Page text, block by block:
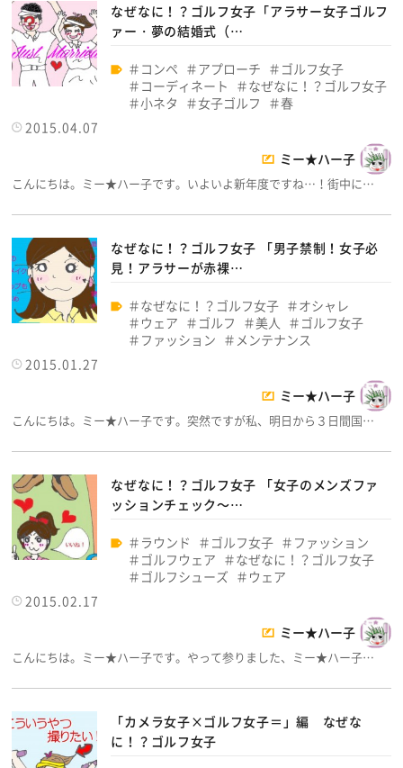
なぜなに！？ゴルフ女子「アラサー女子ゴルフ
ァー・夢の結婚式（…
コンペ アプローチ
ゴルフ女子
コーディネート
なぜなに！？ゴルフ女子
小ネタ
女子ゴルフ
春
2015.04.07
ミー★ハー子
こんにちは。ミー★ハー子です。いよいよ新年度ですね…！街中に…
なぜなに！？ゴルフ女子 「男子禁制！女子必
見！アラサーが赤裸…
なぜなに！？ゴルフ女子
オシャレ
ウェア
ゴルフ 美人
ゴルフ女子
ファッション
メンテナンス
2015.01.27
ミー★ハー子
こんにちは。ミー★ハー子です。突然ですが私、明日から３日間国…
なぜなに！？ゴルフ女子 「女子のメンズファ
ッションチェック～…
ラウンド ゴルフ女子
ファッション
ゴルフウェア
なぜなに！？ゴルフ女子
ゴルフシューズ
ウェア
2015.02.17
ミー★ハー子
こんにちは。ミー★ハー子です。やって参りました、ミー★ハー子…
「カメラ女子×ゴルフ女子＝」編 なぜな
に！？ゴルフ女子